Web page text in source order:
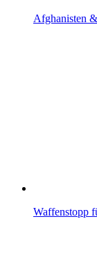
Afghanisten
Waffenstopp